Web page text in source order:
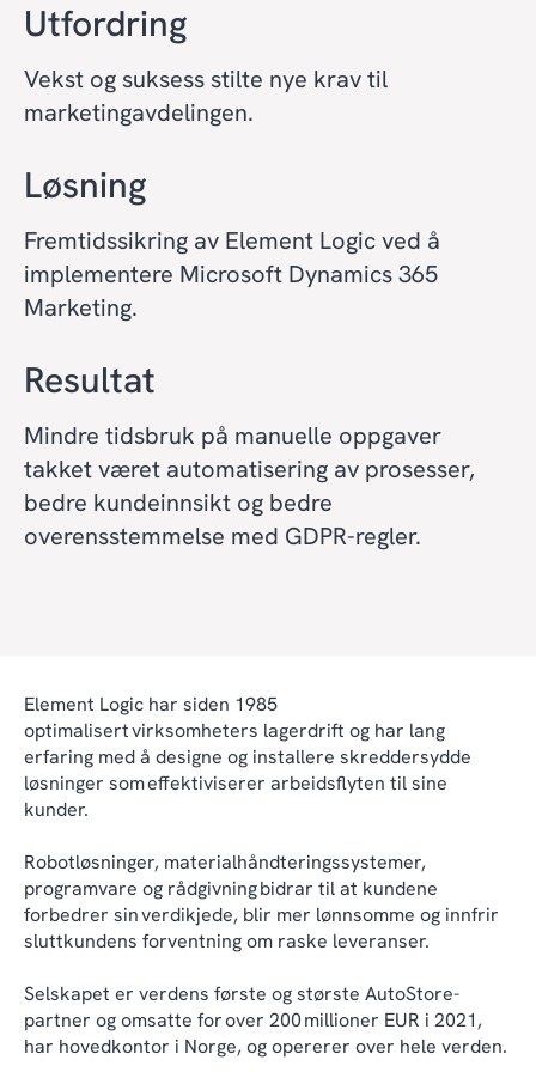
Utfordring
Vekst og suksess stilte nye krav til
marketingavdelingen.
Løsning
Fremtidssikring av Element Logic ved å
implementere Microsoft Dynamics 365
Marketing.
Resultat
Mindre tidsbruk på manuelle oppgaver
takket været automatisering av prosesser,
bedre kundeinnsikt og bedre
overensstemmelse med GDPR-regler.
Element Logic har siden 1985
optimalisert virksomheters lagerdrift og har lang
erfaring med å designe og installere skreddersydde
løsninger som effektiviserer arbeidsflyten til sine
kunder.
Robotløsninger, materialhåndteringssystemer,
programvare og rådgivning bidrar til at kundene
forbedrer sin verdikjede, blir mer lønnsomme og innfrir
sluttkundens forventning om raske leveranser.
Selskapet er verdens første og største AutoStore-
partner og omsatte for over 200 millioner EUR i 2021,
har hovedkontor i Norge, og opererer over hele verden.